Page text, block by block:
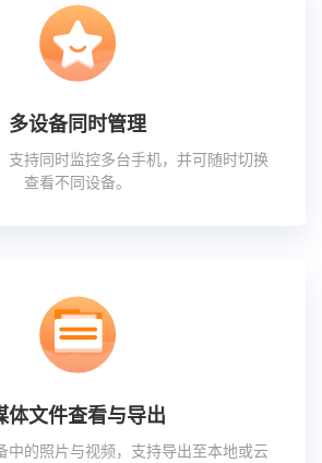
多设备同时管理
支持同时监控多台手机，并可随时切换
查看不同设备。
体文件查看与导出
中的照片与视频，支持导出至本地或云